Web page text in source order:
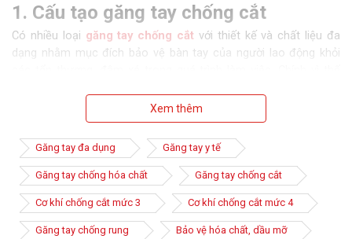
1. Cấu tạo găng tay chống cắt
Có nhiều loại găng tay chống cắt với thiết kế và chất liệu đa
dạng nhằm mục đích bảo vệ bàn tay của người lao động khỏi
sợi HPPE (High Performance PolyEthelene) có độ dày cao để
cung cấp khả năng chống cắt cấp 5 theo tiêu chuẩn
EN388:2003 chống đâm thủng, bào mòn.
Lòng bàn tay được bao phủ bởi lớp PU nhằm tạo đồ bám khi làm
việc, ngoài ra lớp PU còn có chức năng kháng dầu nên khách
hàng vẫn hoàn tâm yên tâm sử dụng trong môi trường có dầu.
2. Môi trường ứng dụng găng tay
Xem thêm
Găng tay đa dụng Găng tay y tế
Găng tay chống hóa chất Găng tay chống cắt
Cơ khí chống cắt mức 3 Cơ khí chống cắt mức 4
Găng tay chống rung Bảo vệ hóa chất, dầu mỡ